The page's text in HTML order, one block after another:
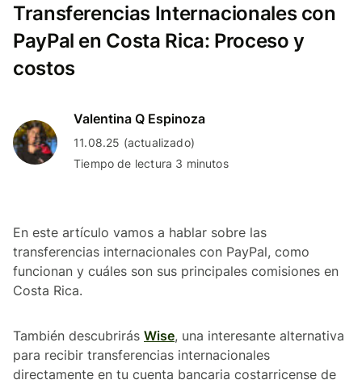
Transferencias Internacionales con
PayPal en Costa Rica: Proceso y
costos
Valentina Q Espinoza
11.08.25 (actualizado)
Tiempo de lectura 3 minutos
En este artículo vamos a hablar sobre las
transferencias internacionales con PayPal, como
funcionan y cuáles son sus principales comisiones en
Costa Rica.
También descubrirás Wise, una interesante alternativa
para recibir transferencias internacionales
directamente en tu cuenta bancaria costarricense de